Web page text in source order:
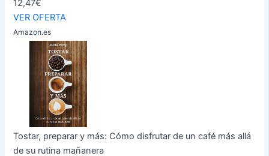
12,47€
VER OFERTA
Amazon.es
Tostar, preparar y más: Cómo disfrutar de un café más allá
de su rutina mañanera